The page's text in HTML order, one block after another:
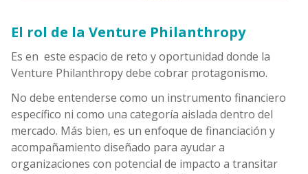
El rol de la Venture Philanthropy
Es en este espacio de reto y oportunidad donde la
Venture Philanthropy debe cobrar protagonismo.
No debe entenderse como un instrumento financiero
específico ni como una categoría aislada dentro del
mercado. Más bien, es un enfoque de financiación y
acompañamiento diseñado para ayudar a
organizaciones con potencial de impacto a transitar